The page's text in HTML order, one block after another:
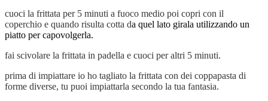
cuoci la frittata per 5 minuti a fuoco medio poi copri con il
coperchio e quando risulta cotta da quel lato girala utilizzando un
piatto per capovolgerla.
fai scivolare la frittata in padella e cuoci per altri 5 minuti.
prima di impiattare io ho tagliato la frittata con dei coppapasta di
forme diverse, tu puoi impiattarla secondo la tua fantasia.